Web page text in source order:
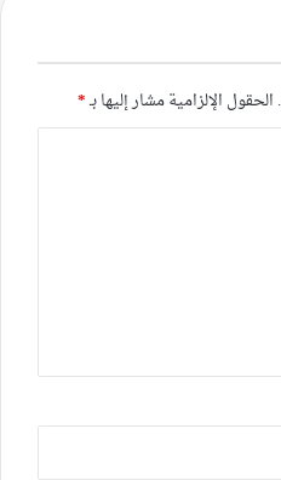
الحقول الإلزامية مشار إليها بـ*